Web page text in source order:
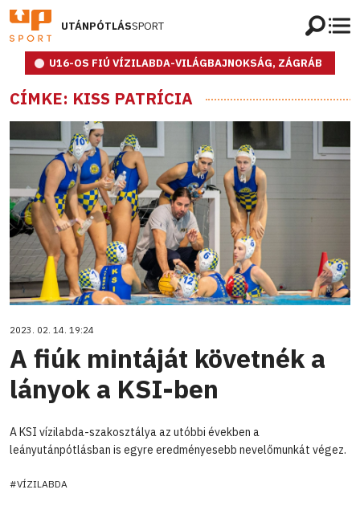
UTÁNPÓTLÁSSPORT
U16-OS FIÚ VÍZILABDA-VILÁGBAJNOKSÁG, ZÁGRÁB
CÍMKE: KISS PATRÍCIA
2023. 02. 14. 19:24
A fiúk mintáját követnék a
lányok a KSI-ben
A KSI vízilabda-szakosztálya az utóbbi években a
leányutánpótlásban is egyre eredményesebb nevelőmunkát végez.
#VÍZILABDA